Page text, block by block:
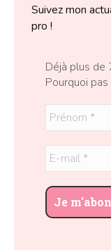
Suivez mon
pro !
Déjà plus de
Pourquoi pas